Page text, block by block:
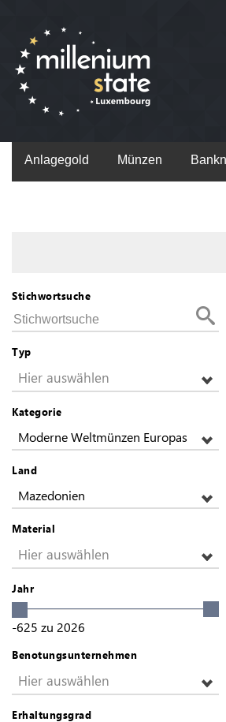
Anlagegold Münzen
Stichwortsuche
Typ
Hier auswählen
Kategorie
Moderne Weltmünzen Europas
Land
Mazedonien
Material
Hier auswählen
Jahr
-625 zu 2026
Benotungsunternehmen
Hier auswählen
Erhaltungsgrad